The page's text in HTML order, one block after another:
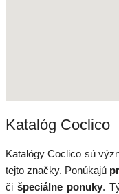
Katalóg Coclico
Katalógy Coclico sú
tejto značky. Ponúkajú
či špeciálne ponuky.